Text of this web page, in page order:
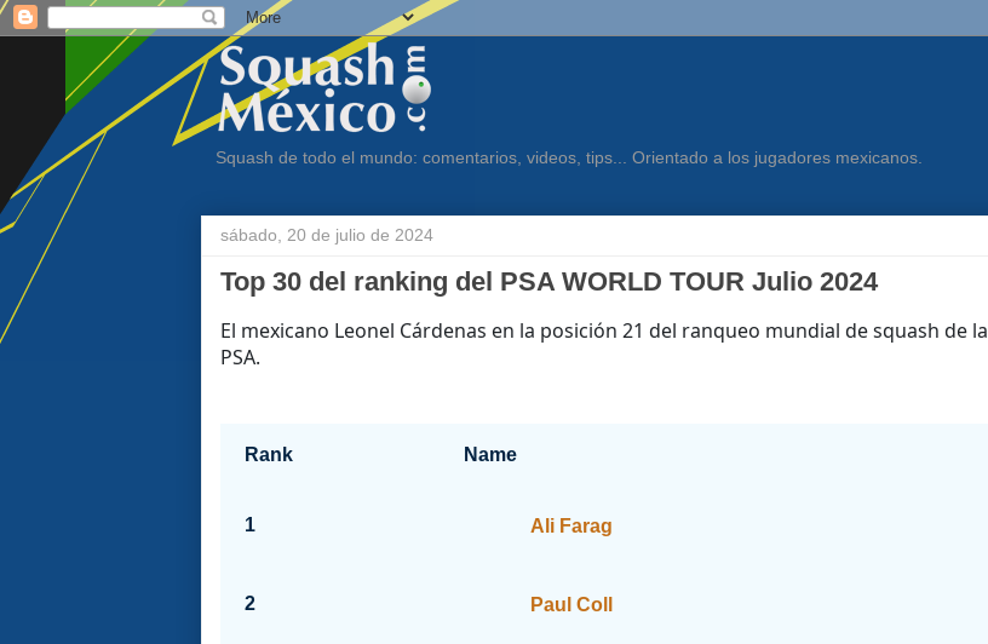
Squash de todo el mundo: comentarios, videos, tips... Orientado a los jugadores mexicanos.
sábado, 20 de julio de 2024
Top 30 del ranking del PSA WORLD TOUR Julio 2024
El mexicano Leonel Cárdenas en la posición 21 del ranqueo mundial de squash de la
PSA.
Rank Name
1 Ali Farag
2 Paul Coll